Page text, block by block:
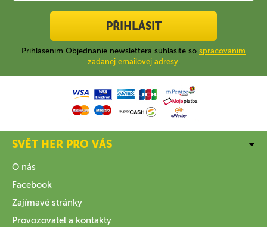
PŘIHLÁSIT
Prihlásením Objednanie newslettera súhlasíte so spracovaním
zadanej emailovej adresy.
SVĚT HER PRO VÁS
O nás
Facebook
Zajímavé stránky
Provozovatel a kontakty